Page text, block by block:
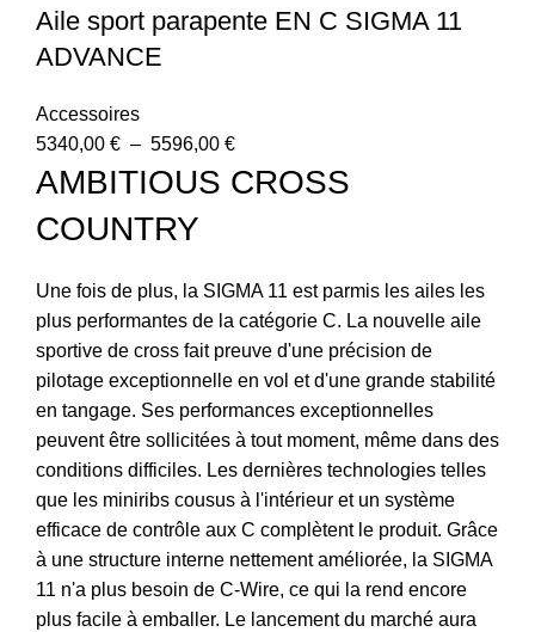
Aile sport parapente EN C SIGMA 11
ADVANCE
Accessoires
5340,00 € – 5596,00 €
AMBITIOUS CROSS
COUNTRY
Une fois de plus, la SIGMA 11 est parmis les ailes les
plus performantes de la catégorie C. La nouvelle aile
sportive de cross fait preuve d'une précision de
pilotage exceptionnelle en vol et d'une grande stabilité
en tangage. Ses performances exceptionnelles
peuvent être sollicitées à tout moment, même dans des
conditions difficiles. Les dernières technologies telles
que les miniribs cousus à l'intérieur et un système
efficace de contrôle aux C complètent le produit. Grâce
à une structure interne nettement améliorée, la SIGMA
11 n'a plus besoin de C-Wire, ce qui la rend encore
plus facile à emballer. Le lancement du marché aura